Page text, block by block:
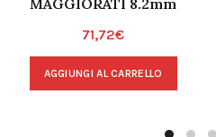
MAGGIORATI 8.2mm
71,72€
AGGIUNGI AL CARRELLO